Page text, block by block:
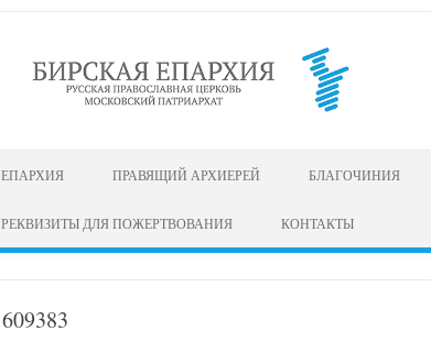
ЕПАРХИЯ ПРАВЯЩИЙ АРХИЕРЕЙ БЛАГОЧИНИЯ
РЕКВИЗИТЫ ДЛЯ ПОЖЕРТВОВАНИЯ КОНТАКТЫ
609383